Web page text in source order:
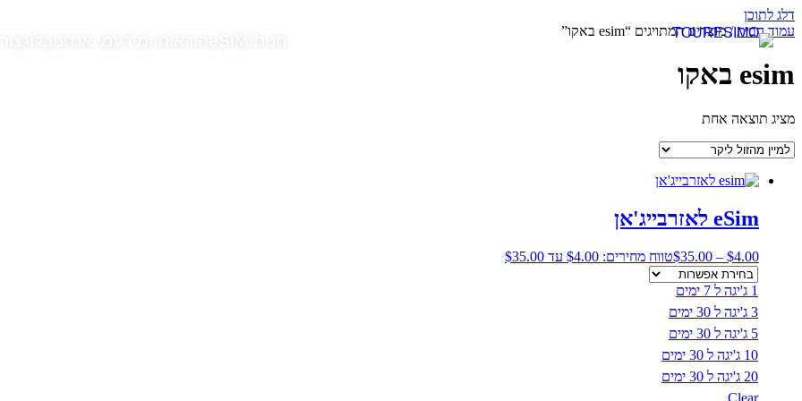
דלג לתוכן
עמוד הבית/ מוצרים המתויגים “esim באקו”
esim באקו
מציג תוצאה אחת
eSim לאזרבייג'אן
$4.00
–
$35.00 טווח מחירים: ⁦$4.00⁩ עד ⁦$35.00⁩
1 ג'יגה ל 7 ימים
3 ג'יגה ל 30 ימים
5 ג'יגה ל 30 ימים
10 ג'יגה ל 30 ימים
20 ג'יגה ל 30 ימים
Clear